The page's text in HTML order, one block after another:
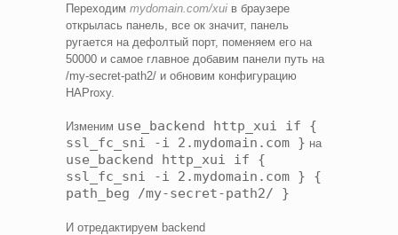
Переходим mydomain.com/xui в браузере
открылась панель, все ок значит, панель
ругается на дефолтый порт, поменяем его на
50000 и самое главное добавим панели путь на
/my-secret-path2/ и обновим конфигурацию
HAProxy.
Изменим use_backend http_xui if {
ssl_fc_sni -i 2.mydomain.com } на
use_backend http_xui if {
ssl_fc_sni -i 2.mydomain.com } {
path_beg /my-secret-path2/ }
И отредактируем backend